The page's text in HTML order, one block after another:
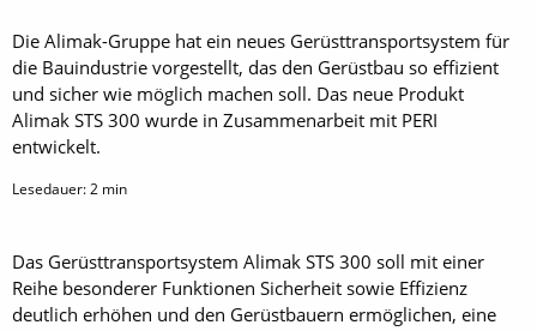
Die Alimak-Gruppe hat ein neues Gerüsttransportsystem für
die Bauindustrie vorgestellt, das den Gerüstbau so effizient
und sicher wie möglich machen soll. Das neue Produkt
Alimak STS 300 wurde in Zusammenarbeit mit PERI
entwickelt.
Lesedauer:2 min
Das Gerüsttransportsystem Alimak STS 300 soll mit einer
Reihe besonderer Funktionen Sicherheit sowie Effizienz
deutlich erhöhen und den Gerüstbauern ermöglichen, eine